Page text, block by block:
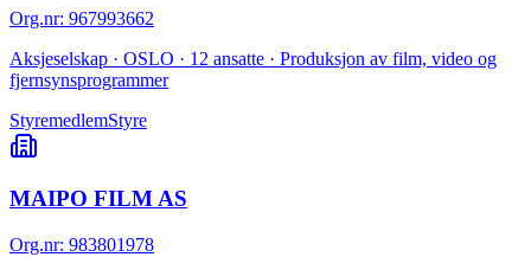
Org.nr: 967993662
Aksjeselskap · OSLO · 12 ansatte · Produksjon av film, video og
fjernsynsprogrammer
StyremedlemStyre
MAIPO FILM AS
Org.nr: 983801978